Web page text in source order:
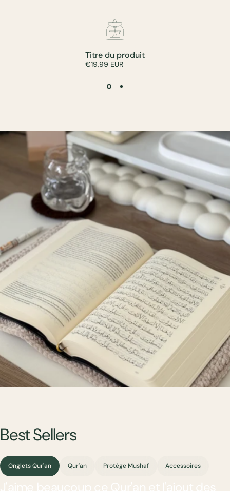
Titre du produit
€19,99 EUR
BestSellers
Onglets Qur'an Qur'an Protège Mushaf Accessoires